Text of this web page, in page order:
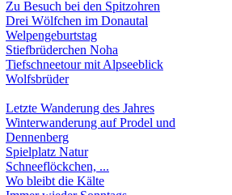
Zu Besuch bei den Spitzohren
Drei Wölfchen im Donautal
Welpengeburtstag
Stiefbrüderchen Noha
Tiefschneetour mit Alpseeblick
Wolfsbrüder
Letzte Wanderung des Jahres
Winterwanderung auf Prodel und
Dennenberg
Spielplatz Natur
Schneeflöckchen, ...
Wo bleibt die Kälte